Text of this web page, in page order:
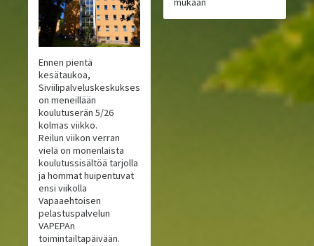
Ennen pientä
kesätaukoa,
Siviilipalveluskeskuksessa
on meneillään
koulutuserän 5/26
kolmas viikko.
Reilun viikon verran
vielä on monenlaista
koulutussisältöä tarjolla
ja hommat huipentuvat
ensi viikolla
Vapaaehtoisen
pelastuspalvelun
VAPEPAn
toimintailtapäivään.